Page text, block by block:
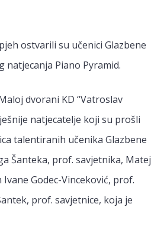
ostvarili su učenici Glazbene
Piano Pyramid.
dvorani KD “Vatroslav
natjecatelje koji su prošli
talentiranih učenika Glazbene
Šanteka, prof. savjetnika, Matej
Godec-Vinceković, prof.
prof. savjetnice, koja je